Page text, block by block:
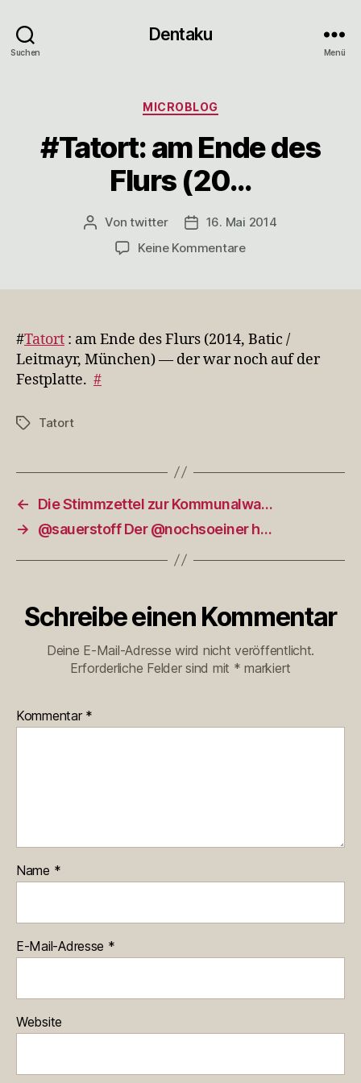
Suchen
Dentaku
Menü
Kategorien
MICROBLOG
#Tatort: am Ende des
Flurs (20…
Beitragsautor
Vontwitter Veröffentlichungsdatum
16. Mai 2014
Keine Kommentarezu
Flurs
(20…
#Tatort : am Ende des Flurs (2014, Batic /
Leitmayr, München) — der war noch auf der
Festplatte. #
Schlagwörter
Tatort
←
Die Stimmzettel zur Kommunalwa…
→
@sauerstoff Der @nochsoeiner h…
Schreibe einen Kommentar
Deine E-Mail-Adresse wird nicht veröffentlicht.
Erforderliche Felder sind mit * markiert
Kommentar *
Name *
E-Mail-Adresse *
Website